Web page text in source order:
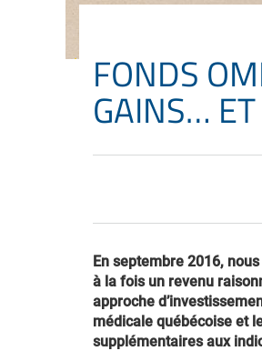
FONDS
GAINS…
En septembre 2016,
à la fois un revenu
approche
médicale québécoise et
supplémentaires aux